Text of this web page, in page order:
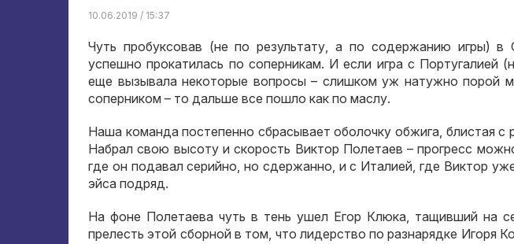
10.06.2019 / 15:37
Чуть пробуксовав (не по результату, а по содержанию игры) в
успешно прокатилась по соперникам. И если игра с Португалией
еще вызывала некоторые вопросы – слишком уж натужно порой
соперником – то дальше все пошло как по маслу.
Наша команда постепенно сбрасывает оболочку обжига, блистая
Набрал свою высоту и скорость Виктор Полетаев – прогресс
где он подавал серийно, но сдержанно, и с Италией, где Виктор
эйса подряд.
На фоне Полетаева чуть в тень ушел Егор Клюка, тащивший на
прелесть этой сборной в том, что лидерство по разнарядке Игоря